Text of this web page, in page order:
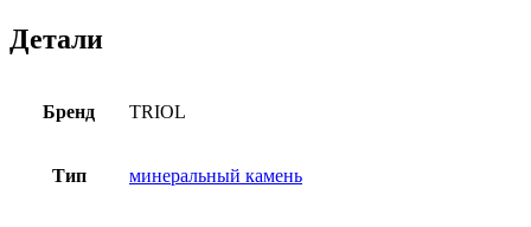
Детали
Бренд TRIOL
Тип минеральный камень